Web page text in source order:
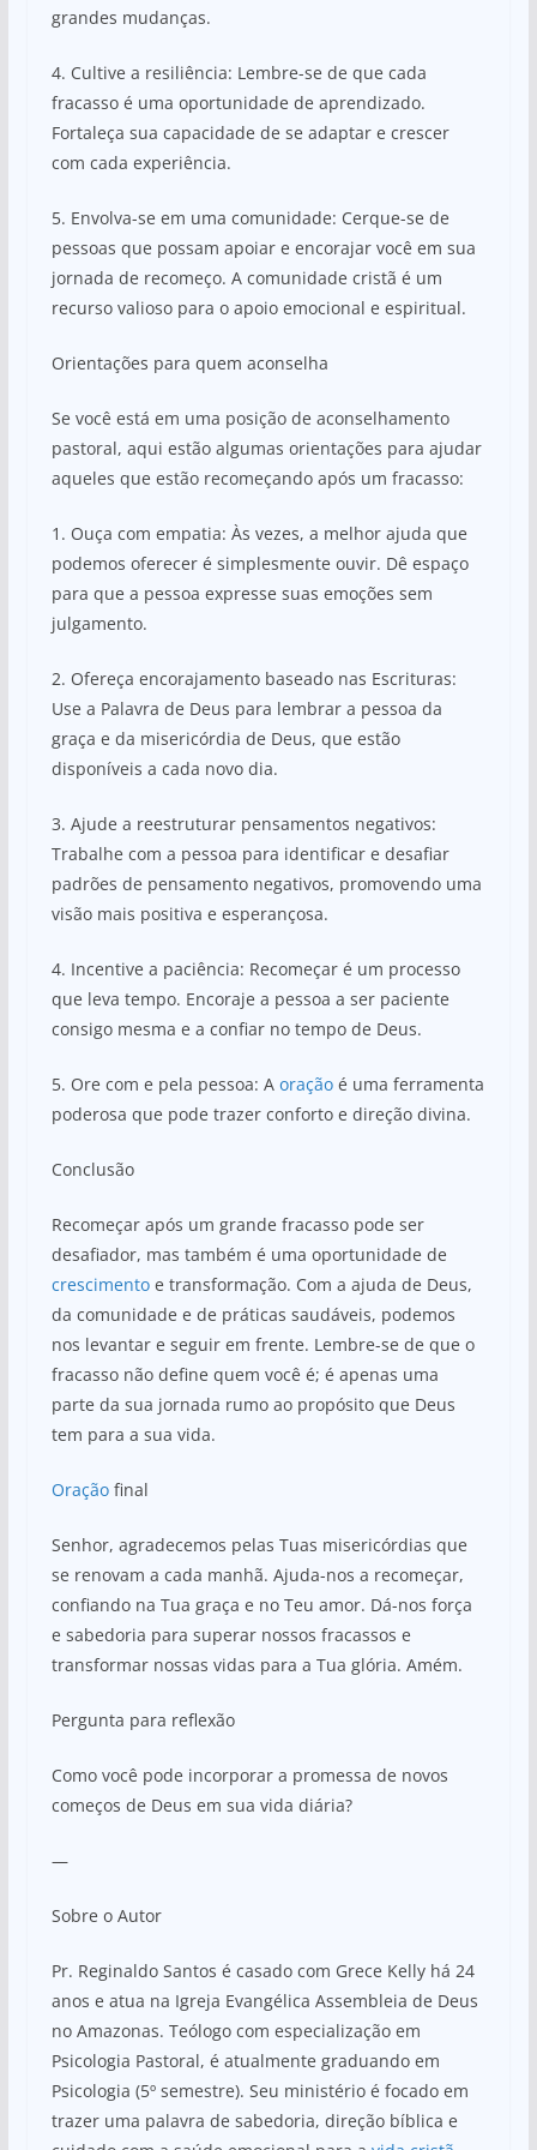
grandes mudanças.
4. Cultive a resiliência: Lembre-se de que cada
fracasso é uma oportunidade de aprendizado.
Fortaleça sua capacidade de se adaptar e crescer
com cada experiência.
5. Envolva-se em uma comunidade: Cerque-se de
pessoas que possam apoiar e encorajar você em sua
jornada de recomeço. A comunidade cristã é um
recurso valioso para o apoio emocional e espiritual.
Orientações para quem aconselha
Se você está em uma posição de aconselhamento
pastoral, aqui estão algumas orientações para ajudar
aqueles que estão recomeçando após um fracasso:
1. Ouça com empatia: Às vezes, a melhor ajuda que
podemos oferecer é simplesmente ouvir. Dê espaço
para que a pessoa expresse suas emoções sem
julgamento.
2. Ofereça encorajamento baseado nas Escrituras:
Use a Palavra de Deus para lembrar a pessoa da
graça e da misericórdia de Deus, que estão
disponíveis a cada novo dia.
3. Ajude a reestruturar pensamentos negativos:
Trabalhe com a pessoa para identificar e desafiar
padrões de pensamento negativos, promovendo uma
visão mais positiva e esperançosa.
4. Incentive a paciência: Recomeçar é um processo
que leva tempo. Encoraje a pessoa a ser paciente
consigo mesma e a confiar no tempo de Deus.
5. Ore com e pela pessoa: A oraçãoé uma ferramenta
poderosa que pode trazer conforto e direção divina.
Conclusão
Recomeçar após um grande fracasso pode ser
desafiador, mas também é uma oportunidade de
crescimentoe transformação. Com a ajuda de Deus,
da comunidade e de práticas saudáveis, podemos
nos levantar e seguir em frente. Lembre-se de que o
fracasso não define quem você é; é apenas uma
parte da sua jornada rumo ao propósito que Deus
tem para a sua vida.
Oraçãofinal
Senhor, agradecemos pelas Tuas misericórdias que
se renovam a cada manhã. Ajuda-nos a recomeçar,
confiando na Tua graça e no Teu amor. Dá-nos força
e sabedoria para superar nossos fracassos e
transformar nossas vidas para a Tua glória. Amém.
Pergunta para reflexão
Como você pode incorporar a promessa de novos
começos de Deus em sua vida diária?
—
Sobre o Autor
Pr. Reginaldo Santos é casado com Grece Kelly há 24
anos e atua na Igreja Evangélica Assembleia de Deus
no Amazonas. Teólogo com especialização em
Psicologia Pastoral, é atualmente graduando em
Psicologia (5º semestre). Seu ministério é focado em
trazer uma palavra de sabedoria, direção bíblica e